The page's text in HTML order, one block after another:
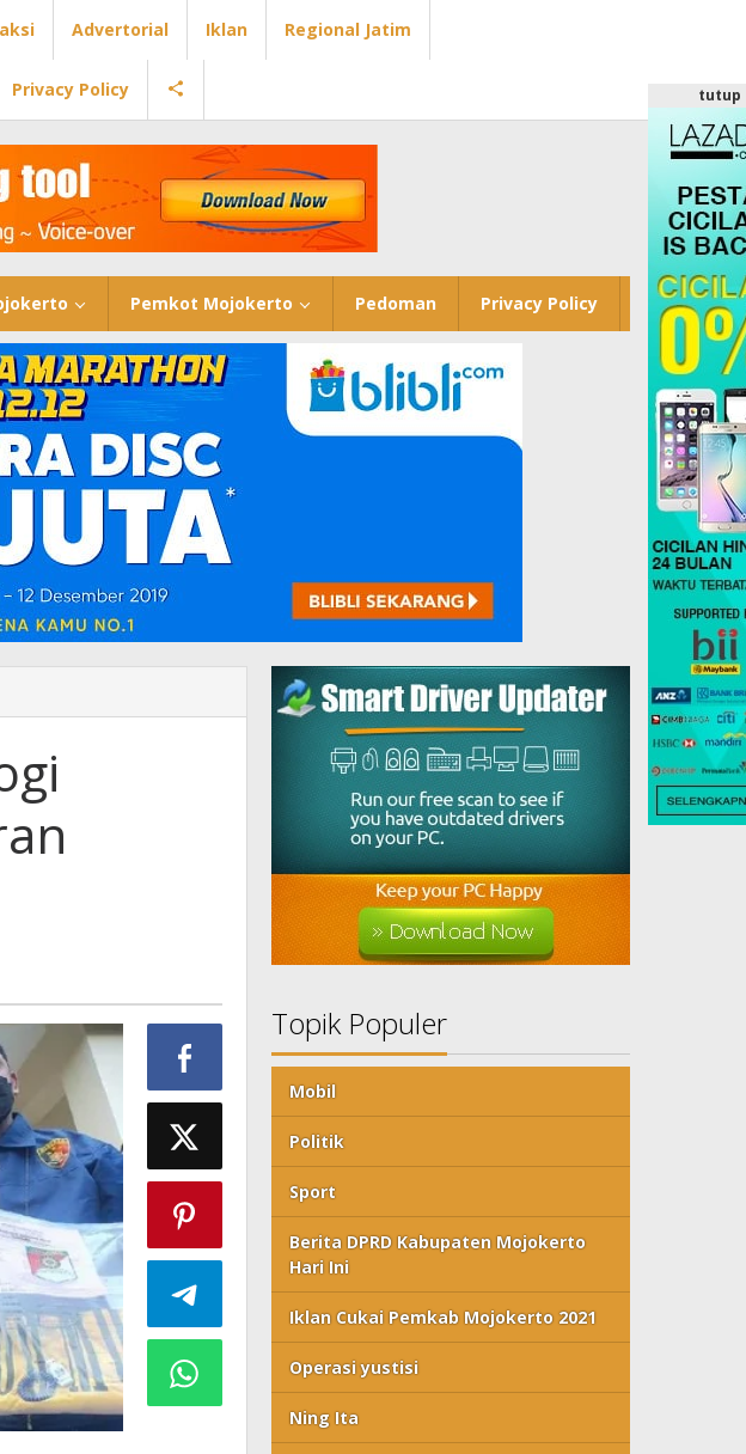
Advertorial Iklan Regional Jatim
Privacy Policy
Pemkot Mojokerto Pedoman Privacy Policy
tutup
Topik Populer
Mobil
Politik
Sport
Berita DPRD Kabupaten Mojokerto
Hari Ini
Iklan Cukai Pemkab Mojokerto 2021
Operasi yustisi
Ning Ita